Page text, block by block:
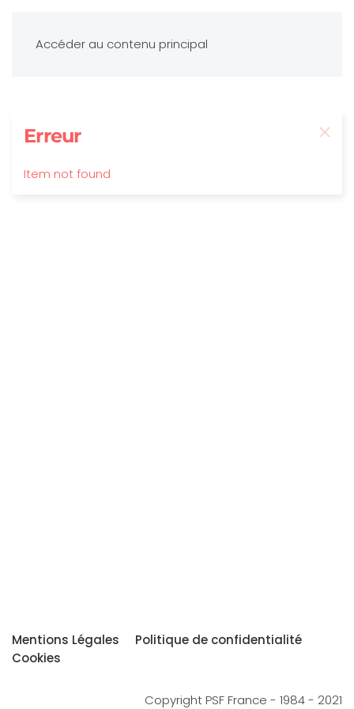
Accéder au contenu principal
Erreur
Item not found
Mentions Légales
Politique de confidentialité
Cookies
Copyright PSF France - 1984 - 2021